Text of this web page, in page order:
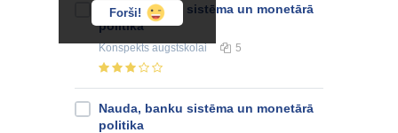
Forši!
Nauda, banku sistēma un monetārā
politika
Konspektsaugstskolai 5
Nauda, banku sistēma un monetārā
politika